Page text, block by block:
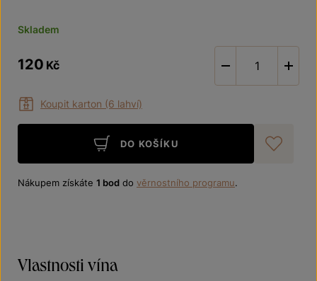
Skladem
120 Kč
Koupit karton (6 lahví)
-
DO KOŠÍKU
Nákupem získáte 1 bod do věrnostního programu.
Vlastnosti vína